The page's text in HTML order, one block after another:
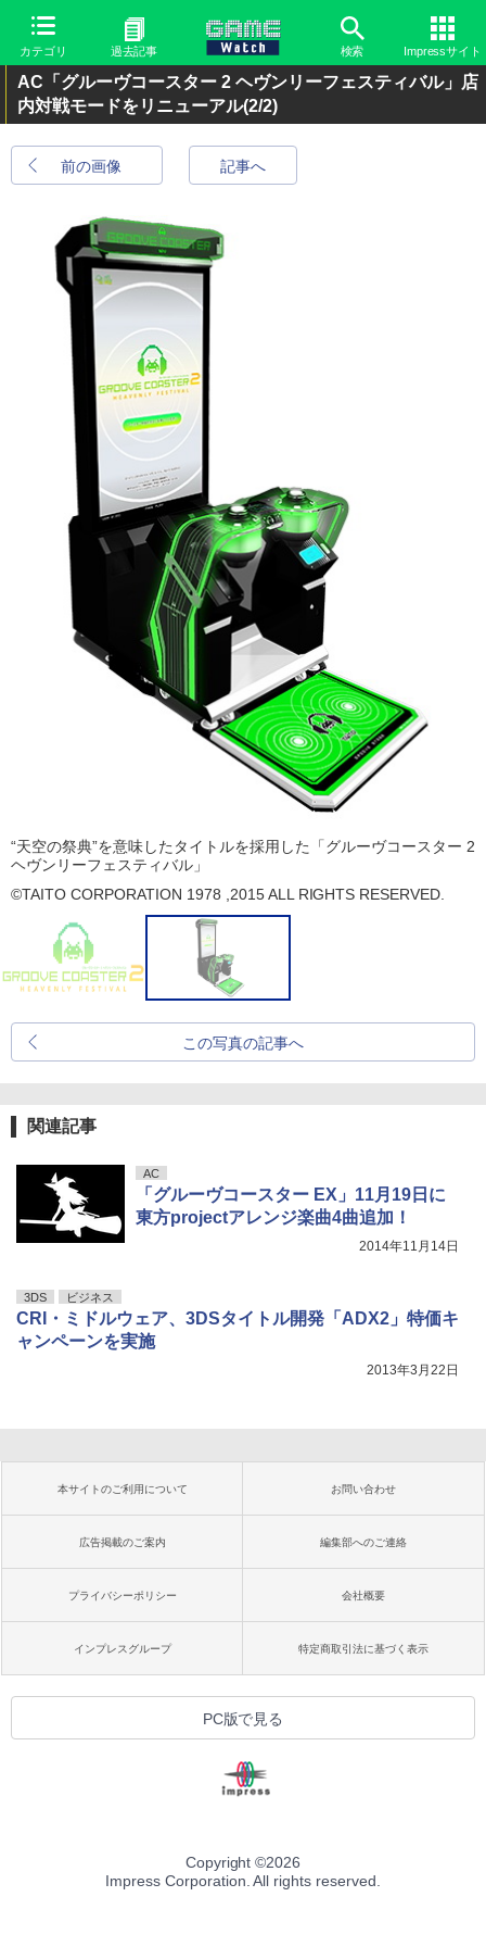
カテゴリ 過去記事 検索 Impressサイト
AC「グルーヴコースター 2 ヘヴンリーフェスティバル」店
内対戦モードをリニューアル(2/2)
前の画像 記事へ
“天空の祭典”を意味したタイトルを採用した「グルーヴコースター 2
ヘヴンリーフェスティバル」
©TAITO CORPORATION 1978 ,2015 ALL RIGHTS RESERVED.
この写真の記事へ
関連記事
AC
「グルーヴコースター EX」11月19日に
東方projectアレンジ楽曲4曲追加！
2014年11月14日
3DS ビジネス
CRI・ミドルウェア、3DSタイトル開発「ADX2」特価キ
ャンペーンを実施
2013年3月22日
本サイトのご利用について お問い合わせ
広告掲載のご案内 編集部へのご連絡
プライバシーポリシー 会社概要
インプレスグループ 特定商取引法に基づく表示
PC版で見る
Copyright ©2026
Impress Corporation. All rights reserved.